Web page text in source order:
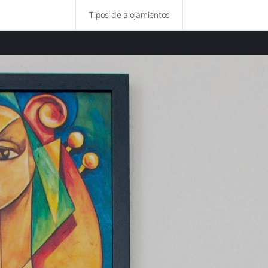
Tipos de alojamientos